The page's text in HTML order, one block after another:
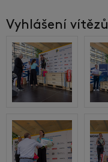
Vyhlášení vítězů